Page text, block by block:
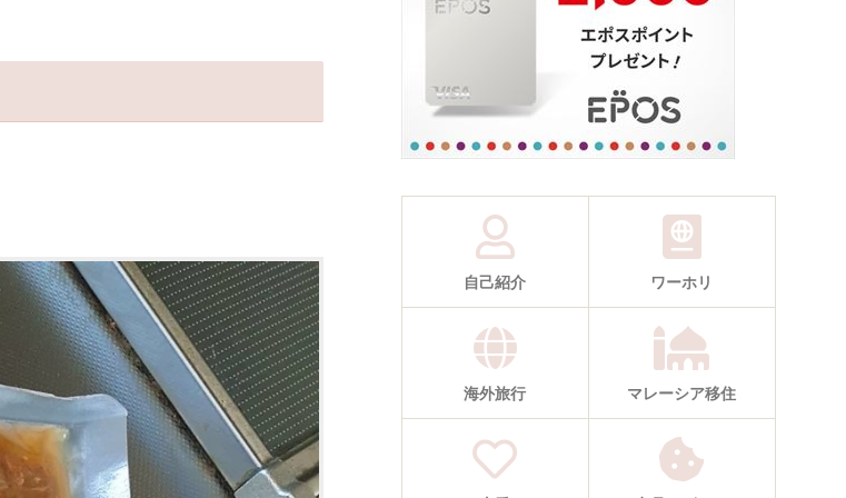
自己紹介 ワーホリ
海外旅行 マレーシア移住